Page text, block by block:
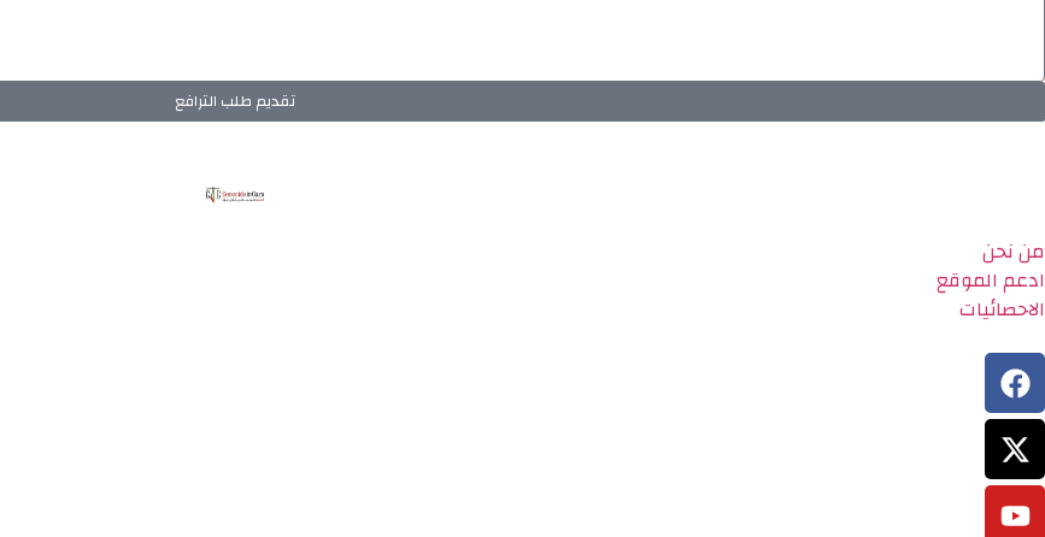
تقديم طلب الترافع
من نحن
ادعم الموقع
الاحصائيات